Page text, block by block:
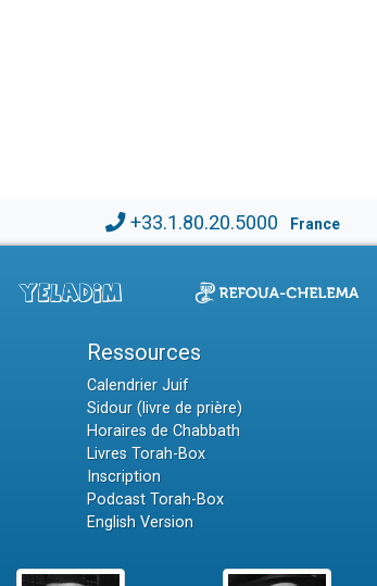
+33.1.80.20.5000 France
Ressources
Calendrier Juif
Sidour (livre de prière)
Horaires de Chabbath
Livres Torah-Box
Inscription
Podcast Torah-Box
English Version